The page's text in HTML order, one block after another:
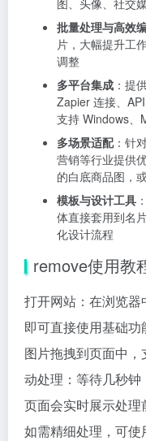
图、头像、社交
批量处理与高效
片，大幅提升工
调整
多平台集成 ：提
Zapier 连接、
支持 Windows、
多场景适配：针
营销等行业提供
的白底商品图，
模板与设计工具
体直接套用到名
化设计流程
remove使用教
打开网站：在浏览
即可直接使用基础
图片拖拽到页面中
动处理：等待几秒钟
页面会实时展示处理
如需精细处理，可使